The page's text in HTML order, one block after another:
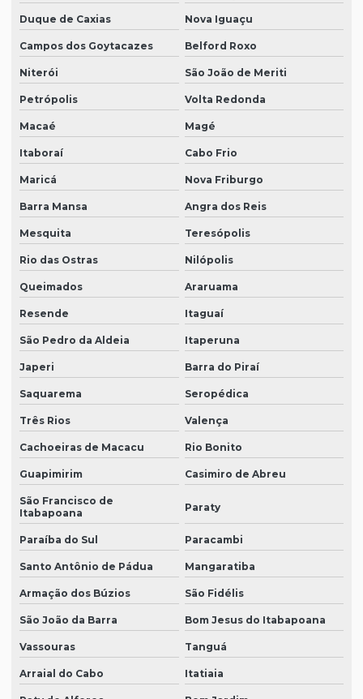
Duque de Caxias Nova Iguaçu
Campos dos Goytacazes Belford Roxo
Niterói São João de Meriti
Petrópolis Volta Redonda
Macaé Magé
Itaboraí Cabo Frio
Maricá Nova Friburgo
Barra Mansa Angra dos Reis
Mesquita Teresópolis
Rio das Ostras Nilópolis
Queimados Araruama
Resende Itaguaí
São Pedro da Aldeia Itaperuna
Japeri Barra do Piraí
Saquarema Seropédica
Três Rios Valença
Cachoeiras de Macacu Rio Bonito
Guapimirim Casimiro de Abreu
São Francisco de
Itabapoana
Paraty
Paraíba do Sul Paracambi
Santo Antônio de Pádua Mangaratiba
Armação dos Búzios São Fidélis
São João da Barra Bom Jesus do Itabapoana
Vassouras Tanguá
Arraial do Cabo Itatiaia